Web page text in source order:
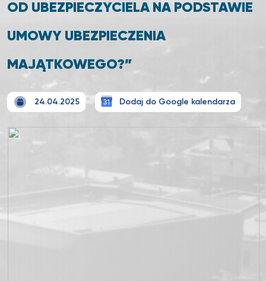
OD UBEZPIECZYCIELA NA PODSTAWIE
UMOWY UBEZPIECZENIA
MAJĄTKOWEGO?”
24.04.2025 Dodaj do Google kalendarza